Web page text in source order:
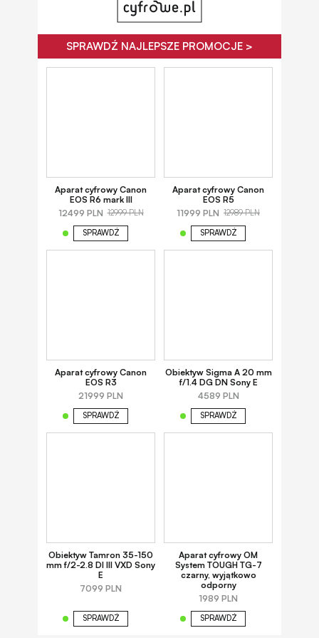
SPRAWDŹ NAJLEPSZE PROMOCJE >
Aparat cyfrowy Canon
EOS R6 mark III
12499 PLN 12999 PLN
SPRAWDŹ
Aparat cyfrowy Canon
EOS R5
11999 PLN 12989 PLN
SPRAWDŹ
Aparat cyfrowy Canon
EOS R3
21999 PLN
SPRAWDŹ
Obiektyw Sigma A 20 mm
f/1.4 DG DN Sony E
4589 PLN
SPRAWDŹ
Obiektyw Tamron 35-150
mm f/2-2.8 DI III VXD Sony
E
7099 PLN
SPRAWDŹ
Aparat cyfrowy OM
System TOUGH TG-7
czarny, wyjątkowo
odporny
1989 PLN
SPRAWDŹ